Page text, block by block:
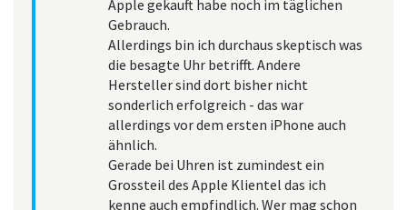
Apple gekauft habe noch im täglichen
Gebrauch.
Allerdings bin ich durchaus skeptisch was
die besagte Uhr betrifft. Andere
Hersteller sind dort bisher nicht
sonderlich erfolgreich - das war
allerdings vor dem ersten iPhone auch
ähnlich.
Gerade bei Uhren ist zumindest ein
Grossteil des Apple Klientel das ich
kenne auch empfindlich. Wer mag schon